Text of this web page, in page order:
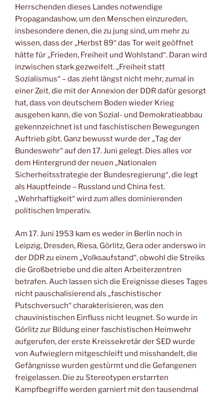
Herrschenden dieses Landes notwendige
Propagandashow, um den Menschen einzureden,
insbesondere denen, die zu jung sind, um mehr zu
wissen, dass der „Herbst 89“ das Tor weit geöffnet
hätte für „Frieden, Freiheit und Wohlstand“. Daran wird
inzwischen stark gezweifelt. „Freiheit statt
Sozialismus“ – das zieht längst nicht mehr, zumal in
einer Zeit, die mit der Annexion der DDR dafür gesorgt
hat, dass von deutschem Boden wieder Krieg
ausgehen kann, die von Sozial- und Demokratieabbau
gekennzeichnet ist und faschistischen Bewegungen
Auftrieb gibt. Ganz bewusst wurde der „Tag der
Bundeswehr“ auf den 17. Juni gelegt. Dies alles vor
dem Hintergrund der neuen „Nationalen
Sicherheitsstrategie der Bundesregierung“, die legt
als Hauptfeinde – Russland und China fest.
„Wehrhaftigkeit“ wird zum alles dominierenden
politischen Imperativ.
Am 17. Juni 1953 kam es weder in Berlin noch in
Leipzig, Dresden, Riesa, Görlitz, Gera oder anderswo in
der DDR zu einem „Volksaufstand“, obwohl die Streiks
die Großbetriebe und die alten Arbeiterzentren
betrafen. Auch lassen sich die Ereignisse dieses Tages
nicht pauschalisierend als „faschistischer
Putschversuch“ charakterisieren, was den
chauvinistischen Einfluss nicht leugnet. So wurde in
Görlitz zur Bildung einer faschistischen Heimwehr
aufgerufen, der erste Kreissekretär der SED wurde
von Aufwieglern mitgeschleift und misshandelt, die
Gefängnisse wurden gestürmt und die Gefangenen
freigelassen. Die zu Stereotypen erstarrten
Kampfbegriffe werden garniert mit den tausendmal